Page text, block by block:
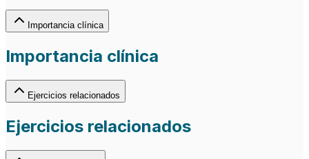
Importancia clínica
Importancia clínica
Ejercicios relacionados
Ejercicios relacionados